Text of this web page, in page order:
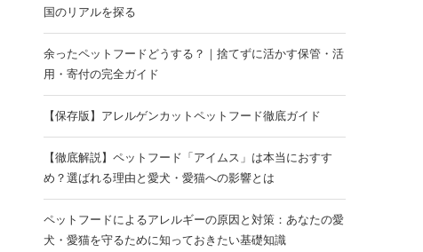
国のリアルを探る
余ったペットフードどうする？｜捨てずに活かす保管・活
用・寄付の完全ガイド
【保存版】アレルゲンカットペットフード徹底ガイド
【徹底解説】ペットフード「アイムス」は本当におすす
め？選ばれる理由と愛犬・愛猫への影響とは
ペットフードによるアレルギーの原因と対策：あなたの愛
犬・愛猫を守るために知っておきたい基礎知識